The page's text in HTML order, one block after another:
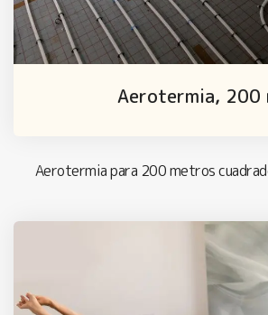
Aerotermia, 200
Aerotermia para 200 metros